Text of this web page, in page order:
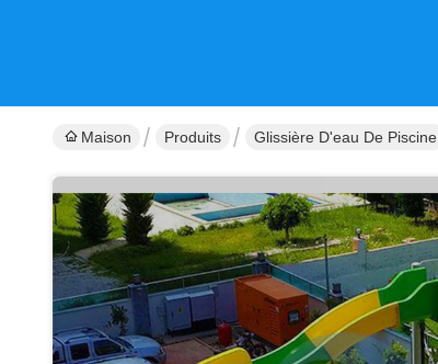
Maison Produits Glissière D'eau De Piscine